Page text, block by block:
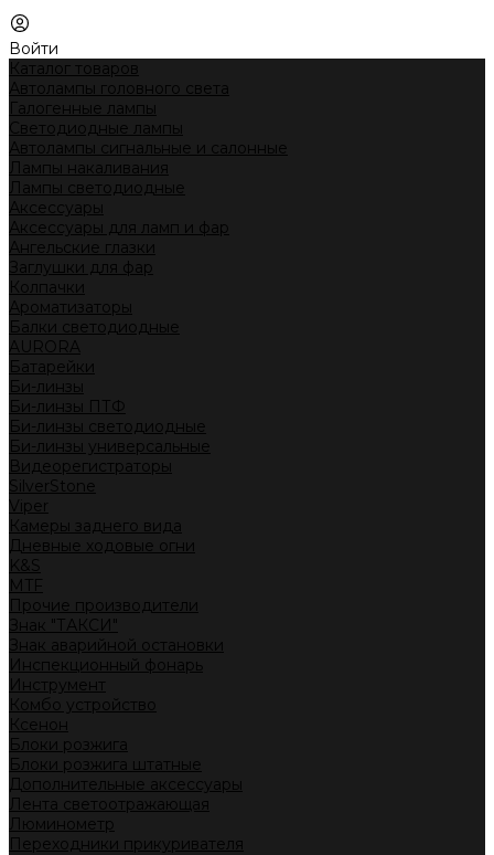
Войти
Каталог товаров
Автолампы головного света
Галогенные лампы
Светодиодные лампы
Автолампы сигнальные и салонные
Лампы накаливания
Лампы светодиодные
Аксессуары
Аксессуары для ламп и фар
Ангельские глазки
Заглушки для фар
Колпачки
Ароматизаторы
Балки светодиодные
AURORA
Батарейки
Би-линзы
Би-линзы ПТФ
Би-линзы светодиодные
Би-линзы универсальные
Видеорегистраторы
SilverStone
Viper
Камеры заднего вида
Дневные ходовые огни
K&S
MTF
Прочие производители
Знак "ТАКСИ"
Знак аварийной остановки
Инспекционный фонарь
Инструмент
Комбо устройство
Ксенон
Блоки розжига
Блоки розжига штатные
Дополнительные аксессуары
Лента светоотражающая
Люминометр
Переходники прикуривателя